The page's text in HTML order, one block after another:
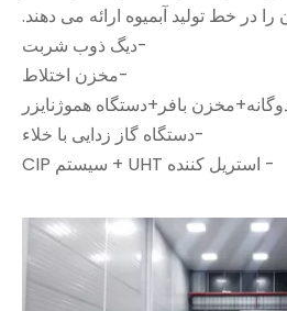
را در خط تولید آبمیوه ارائه می دهند.
-دیگ ذوب شربت
-مخزن اختلاط
بافر+دستگاه هموژنایزر
-دستگاه گاز زدایی با خلاء
- استریل کننده UHT + سیستم CIP